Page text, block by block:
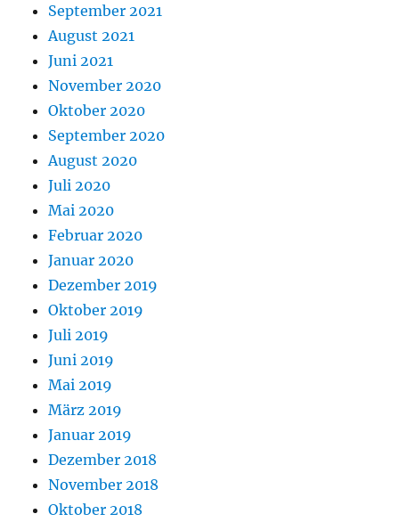
September 2021
August 2021
Juni 2021
November 2020
Oktober 2020
September 2020
August 2020
Juli 2020
Mai 2020
Februar 2020
Januar 2020
Dezember 2019
Oktober 2019
Juli 2019
Juni 2019
Mai 2019
März 2019
Januar 2019
Dezember 2018
November 2018
Oktober 2018